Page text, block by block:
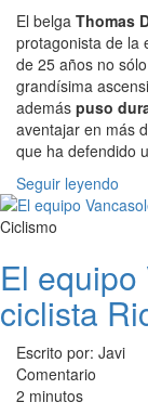
El belga Thomas
protagonista de la
de 25 años no
grandísima
además puso
aventajar en más
que ha defendido
Seguir leyendo
Ciclismo
El
ciclista
Escrito por: Javi
Comentario
2 minutos